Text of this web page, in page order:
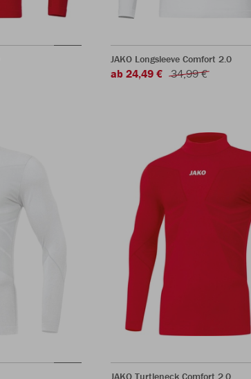
JAKO Longsleeve Comfort 2.0
ab 24,49 € 34,99 €
JAKO Turtleneck Comfort 2.0